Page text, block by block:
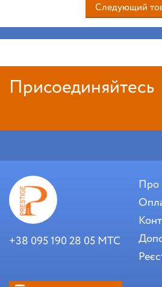
Следующий
Присоединяйтесь
+38 095 190 28 05 МТС
Про